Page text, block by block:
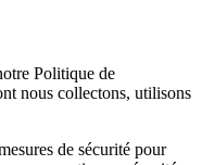
Politique de
nous collectons, utilisons
de sécurité pour